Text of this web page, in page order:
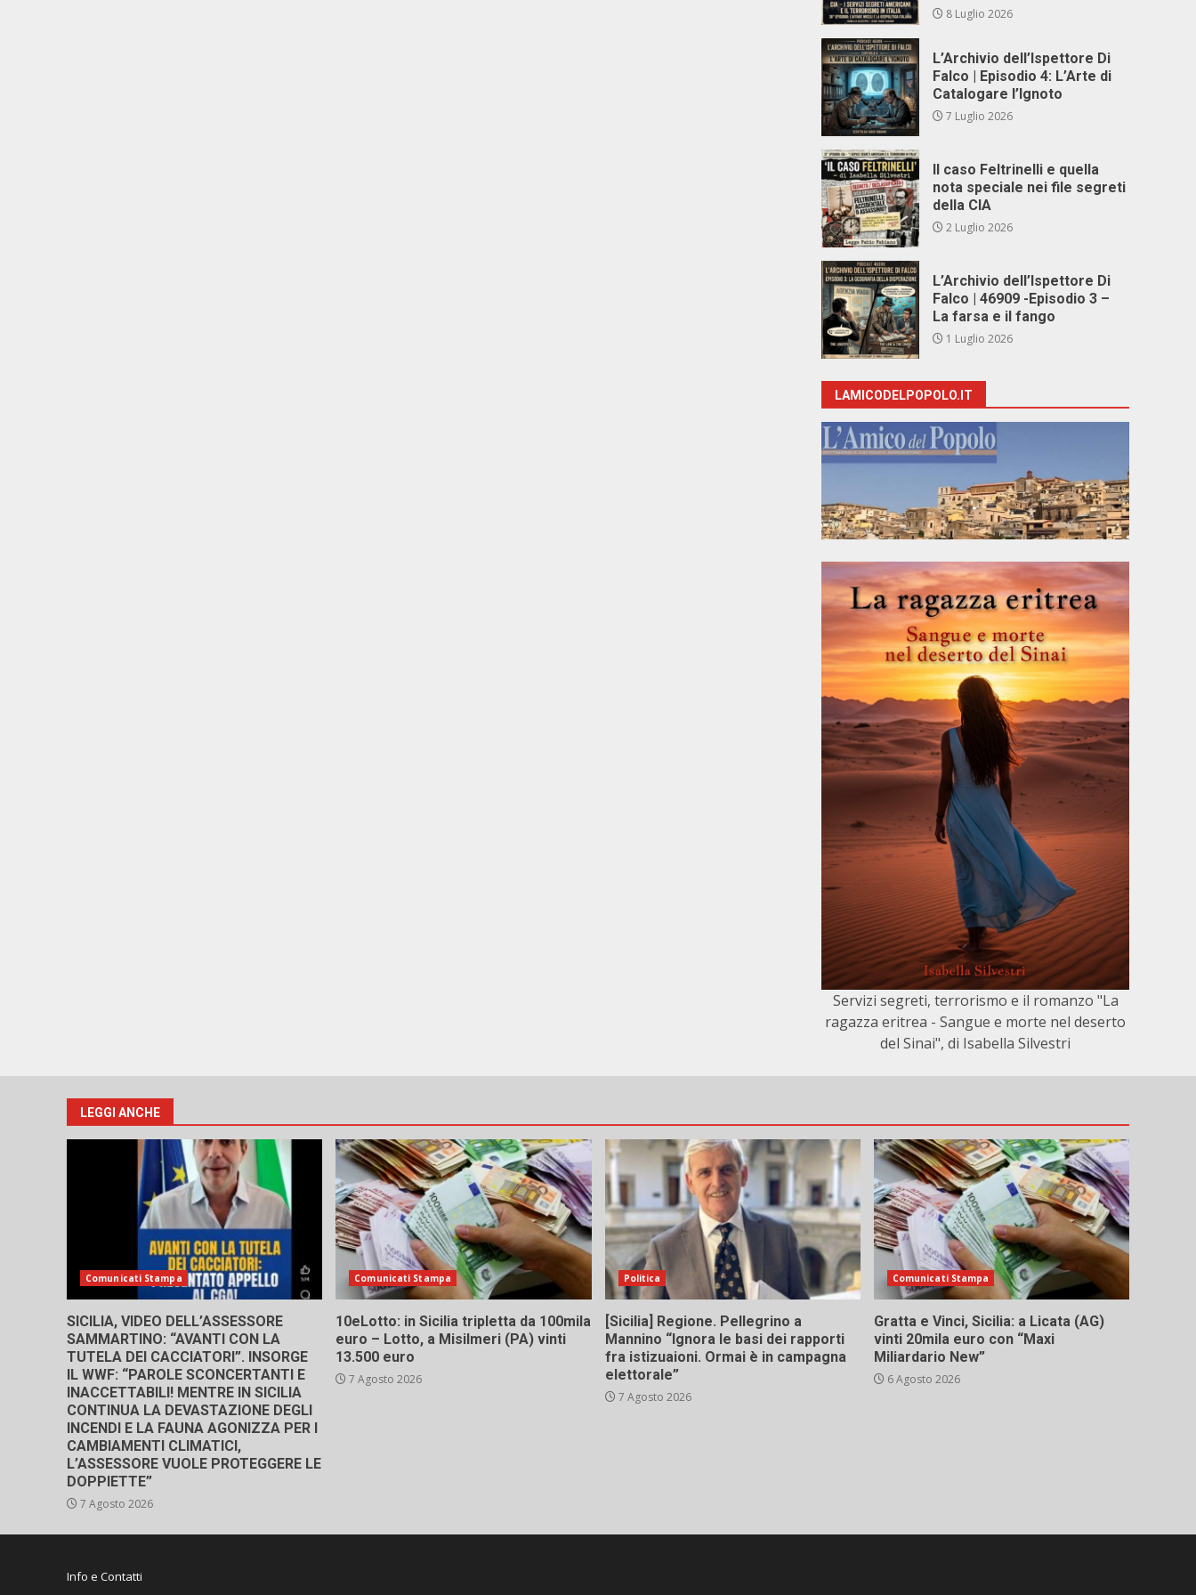
8 Luglio 2026
L’Archivio dell’Ispettore Di
Falco | Episodio 4: L’Arte di
Catalogare l’Ignoto
7 Luglio 2026
Il caso Feltrinelli e quella
nota speciale nei file segreti
della CIA
2 Luglio 2026
L’Archivio dell’Ispettore Di
Falco | 46909 -Episodio 3 –
La farsa e il fango
1 Luglio 2026
LAMICODELPOPOLO.IT
Servizi segreti, terrorismo e il romanzo "La
ragazza eritrea - Sangue e morte nel deserto
del Sinai", di Isabella Silvestri
LEGGI ANCHE
Comunicati Stampa
SICILIA, VIDEO DELL’ASSESSORE
SAMMARTINO: “AVANTI CON LA
TUTELA DEI CACCIATORI”. INSORGE
IL WWF: “PAROLE SCONCERTANTI E
INACCETTABILI! MENTRE IN SICILIA
CONTINUA LA DEVASTAZIONE DEGLI
INCENDI E LA FAUNA AGONIZZA PER I
CAMBIAMENTI CLIMATICI,
L’ASSESSORE VUOLE PROTEGGERE LE
DOPPIETTE”
7 Agosto 2026
Comunicati Stampa
10eLotto: in Sicilia tripletta da 100mila
euro – Lotto, a Misilmeri (PA) vinti
13.500 euro
7 Agosto 2026
Politica
[Sicilia] Regione. Pellegrino a
Mannino “Ignora le basi dei rapporti
fra istizuaioni. Ormai è in campagna
elettorale”
7 Agosto 2026
Comunicati Stampa
Gratta e Vinci, Sicilia: a Licata (AG)
vinti 20mila euro con “Maxi
Miliardario New”
6 Agosto 2026
Info e Contatti